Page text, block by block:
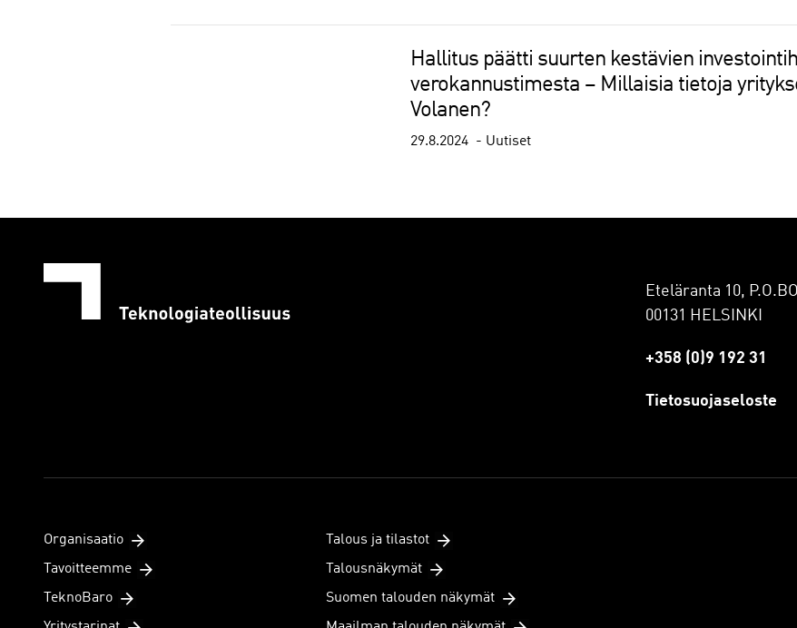
Hallitus päätti suurten kestävien
verokannustimesta – Millaisia tietoja
Volanen?
29.8.2024 Uutiset
Eteläranta 10,
00131 HELSINKI
+358 (0)9 192 31
Tietosuojaseloste
Organisaatio
Tavoitteemme
TeknoBaro
Talous ja tilastot
Talousnäkymät
Suomen talouden näkymät